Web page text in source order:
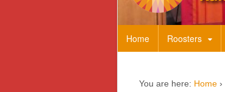
Home Roosters
You are here: Home ›